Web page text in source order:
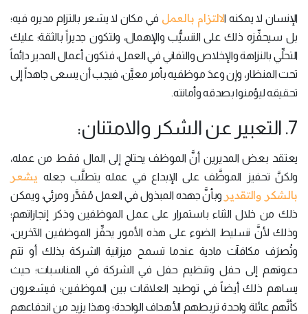
الإنسان لا يمكنه الالتزام بالعمل في مكان لا يشعر بالتزام مديره فيه؛
بل سيحفِّزه ذلك على التسيُّب والإهمال، ولتكون جديراً بالثقة؛ عليك
التحلِّي بالنزاهة والإخلاص والتفاني في العمل، فتكون أعمال المدير دائماً
تحت المنظار، وإن وعدَ موظفيه بأمر معيَّن، فيجب أن يسعى جاهداً إلى
تحقيقه ليؤمنوا بصدقه وأمانته.
7. التعبير عن الشكر والامتنان:
يعتقد بعض المديرين أنَّ الموظف يحتاج إلى المال فقط من عمله،
ولكنَّ تحفيز الموظَّف على الإبداع في عمله يتطلَّب جعله يشعر
بالشكر والتقدير وبأنَّ جهده المبذول في العمل مُقدَّر ومرئي، ويمكن
ذلك من خلال الثناء باستمرار على عمل الموظفين وذكر إنجازاتهم؛
وذلك لأنَّ تسليط الضوء على هذه الأمور يحفِّز الموظفين الآخرين،
وتُصرَف مكافآت مادية عندما تسمح ميزانية الشركة بذلك أو تتم
دعوتهم إلى حفل وتنظيم حفل في الشركة في المناسبات؛ حيث
يساهم ذلك أيضاً في توطيد العلاقات بين الموظفين؛ فيشعرون
كأنَّهم عائلة واحدة تربطهم الأهداف الواحدة؛ وهذا يزيد من اندفاعهم